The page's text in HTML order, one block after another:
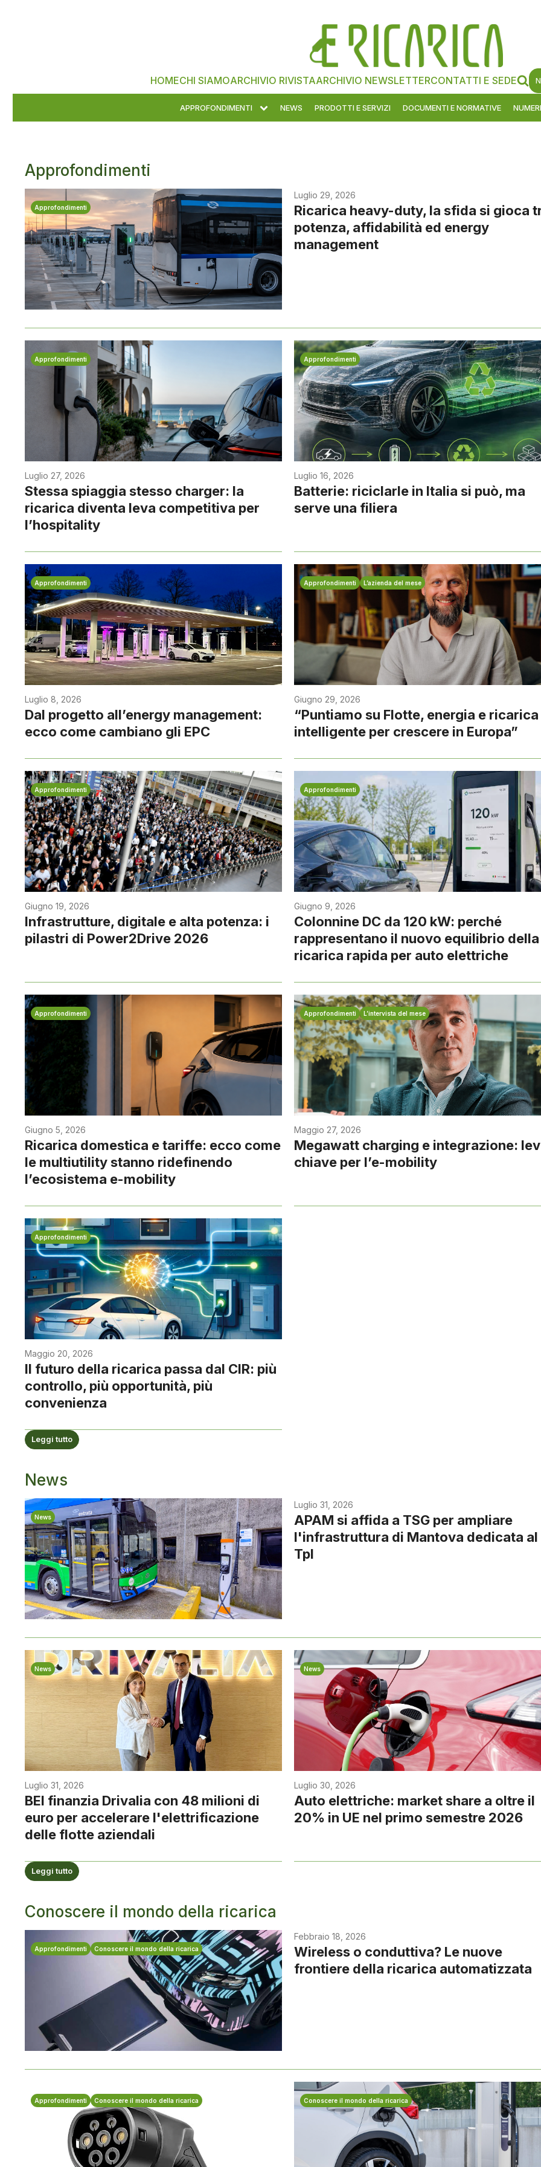
HOMECHI SIAMOARCHIVIO RIVISTAARCHIVIO NEWSLETTERCONTATTI E SEDE
APPROFONDIMENTI NEWS PRODOTTI E SERVIZI DOCUMENTI E NORMATIVE
Approfondimenti
Approfondimenti
Luglio 29, 2026
Ricarica heavy-duty, la sfida si gioca
potenza, affidabilità ed energy
management
Approfondimenti
Luglio 27, 2026
Stessa spiaggia stesso charger: la
ricarica diventa leva competitiva per
l’hospitality
Approfondimenti
Luglio 16, 2026
Batterie: riciclarle in Italia si può, ma
serve una filiera
Approfondimenti
Luglio 8, 2026
Dal progetto all’energy management:
ecco come cambiano gli EPC
Approfondimenti L’azienda del mese
Giugno 29, 2026
“Puntiamo su Flotte, energia e ricarica
intelligente per crescere in Europa”
Approfondimenti
Giugno 19, 2026
Infrastrutture, digitale e alta potenza: i
pilastri di Power2Drive 2026
Approfondimenti
Giugno 9, 2026
Colonnine DC da 120 kW: perché
rappresentano il nuovo equilibrio della
ricarica rapida per auto elettriche
Approfondimenti
Giugno 5, 2026
Ricarica domestica e tariffe: ecco come
le multiutility stanno ridefinendo
l’ecosistema e-mobility
Approfondimenti L’intervista del mese
Maggio 27, 2026
Megawatt charging e integrazione:
chiave per l’e-mobility
Approfondimenti
Maggio 20, 2026
Il futuro della ricarica passa dal CIR: più
controllo, più opportunità, più
convenienza
Leggi tutto
News
News
Luglio 31, 2026
APAM si affida a TSG per ampliare
l'infrastruttura di Mantova dedicata al
Tpl
News
Luglio 31, 2026
BEI finanzia Drivalia con 48 milioni di
euro per accelerare l'elettrificazione
delle flotte aziendali
News
Luglio 30, 2026
Auto elettriche: market share a oltre il
20% in UE nel primo semestre 2026
Leggi tutto
Conoscere il mondo della ricarica
Approfondimenti Conoscere il mondo della ricarica
Febbraio 18, 2026
Wireless o conduttiva? Le nuove
frontiere della ricarica automatizzata
Approfondimenti Conoscere il mondo della ricarica Conoscere il mondo della ricarica